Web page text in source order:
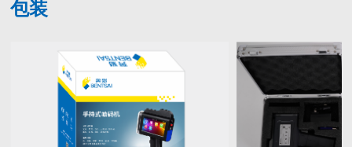
包装